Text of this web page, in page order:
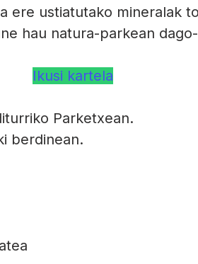
ere ustiatutako mineralak
hau natura-parkean
Ikusi kartela
Parketxean.
berdinean.